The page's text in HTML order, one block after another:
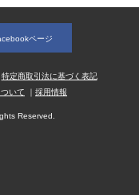
ページ
特定商取引法に基づく表記
いて 採用情報
Reserved.